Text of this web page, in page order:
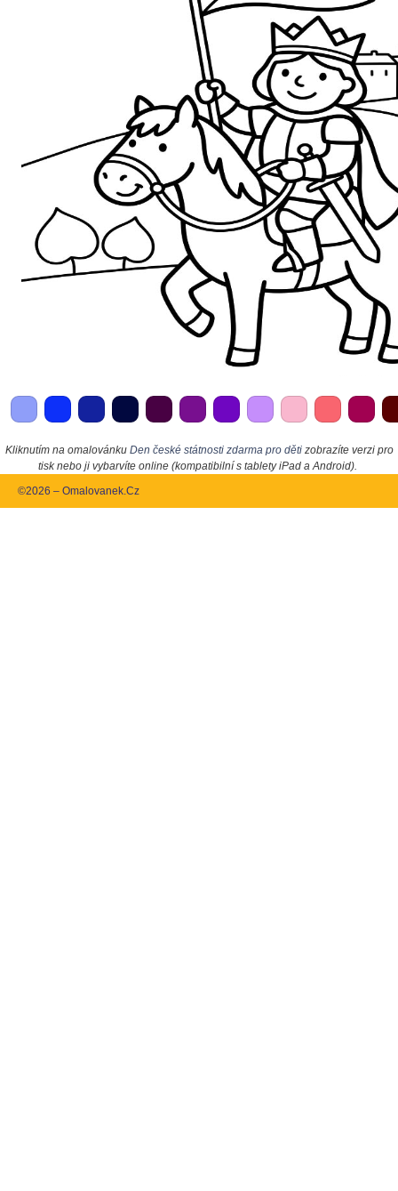
Kliknutím na omalovánku Den české státnosti zdarma pro dětizobrazíte verzi pro
tisk nebo ji vybarvíte online (kompatibilní s tablety iPad a Android).
©2026 – Omalovanek.Cz